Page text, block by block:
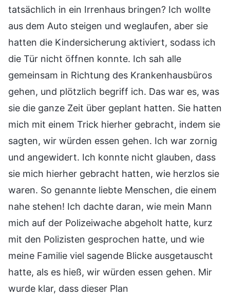
tatsächlich in ein Irrenhaus bringen? Ich wollte
aus dem Auto steigen und weglaufen, aber sie
hatten die Kindersicherung aktiviert, sodass ich
die Tür nicht öffnen konnte. Ich sah alle
gemeinsam in Richtung des Krankenhausbüros
gehen, und plötzlich begriff ich. Das war es, was
sie die ganze Zeit über geplant hatten. Sie hatten
mich mit einem Trick hierher gebracht, indem sie
sagten, wir würden essen gehen. Ich war zornig
und angewidert. Ich konnte nicht glauben, dass
sie mich hierher gebracht hatten, wie herzlos sie
waren. So genannte liebte Menschen, die einem
nahe stehen! Ich dachte daran, wie mein Mann
mich auf der Polizeiwache abgeholt hatte, kurz
mit den Polizisten gesprochen hatte, und wie
meine Familie viel sagende Blicke ausgetauscht
hatte, als es hieß, wir würden essen gehen. Mir
wurde klar, dass dieser Plan